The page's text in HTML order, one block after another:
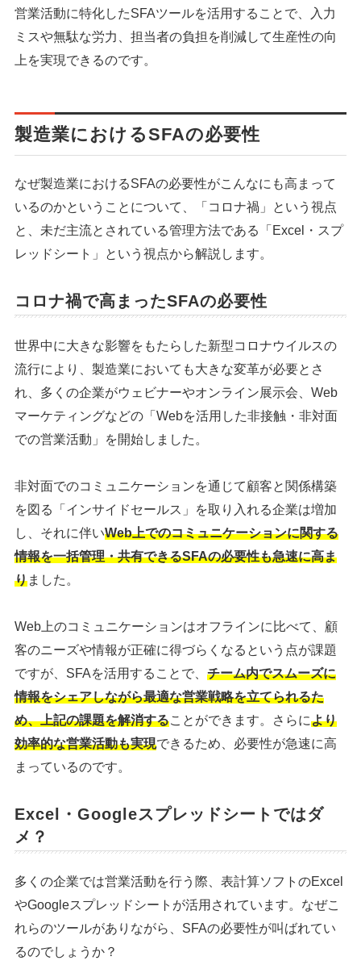
営業活動に特化したSFAツールを活用することで、入力
ミスや無駄な労力、担当者の負担を削減して生産性の向
上を実現できるのです。
製造業におけるSFAの必要性
なぜ製造業におけるSFAの必要性がこんなにも高まって
いるのかということについて、「コロナ禍」という視点
と、未だ主流とされている管理方法である「Excel・スプ
レッドシート」という視点から解説します。
コロナ禍で高まったSFAの必要性
世界中に大きな影響をもたらした新型コロナウイルスの
流行により、製造業においても大きな変革が必要とさ
れ、多くの企業がウェビナーやオンライン展示会、Web
マーケティングなどの「Webを活用した非接触・非対面
での営業活動」を開始しました。
非対面でのコミュニケーションを通じて顧客と関係構築
を図る「インサイドセールス」を取り入れる企業は増加
し、それに伴いWeb上でのコミュニケーションに関する
情報を一括管理・共有できるSFAの必要性も急速に高ま
りました。
Web上のコミュニケーションはオフラインに比べて、顧
客のニーズや情報が正確に得づらくなるという点が課題
ですが、SFAを活用することで、 チーム内でスムーズに
情報をシェアしながら最適な営業戦略を立てられるた
め、上記の課題を解消することができます。さらにより
効率的な営業活動も実現できるため、必要性が急速に高
まっているのです。
Excel・Googleスプレッドシートではダ
メ？
多くの企業では営業活動を行う際、表計算ソフトのExcel
やGoogleスプレッドシートが活用されています。なぜこ
れらのツールがありながら、SFAの必要性が叫ばれてい
るのでしょうか？